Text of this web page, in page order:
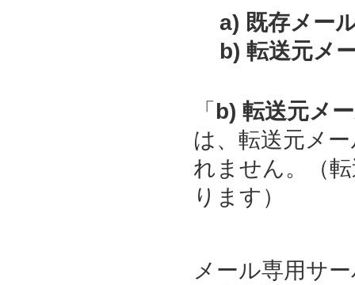
a) 既存メー
b) 転送元メ
「 b) 転送元メ
は、転送元メ
れません。（
ります）
メール専用サ